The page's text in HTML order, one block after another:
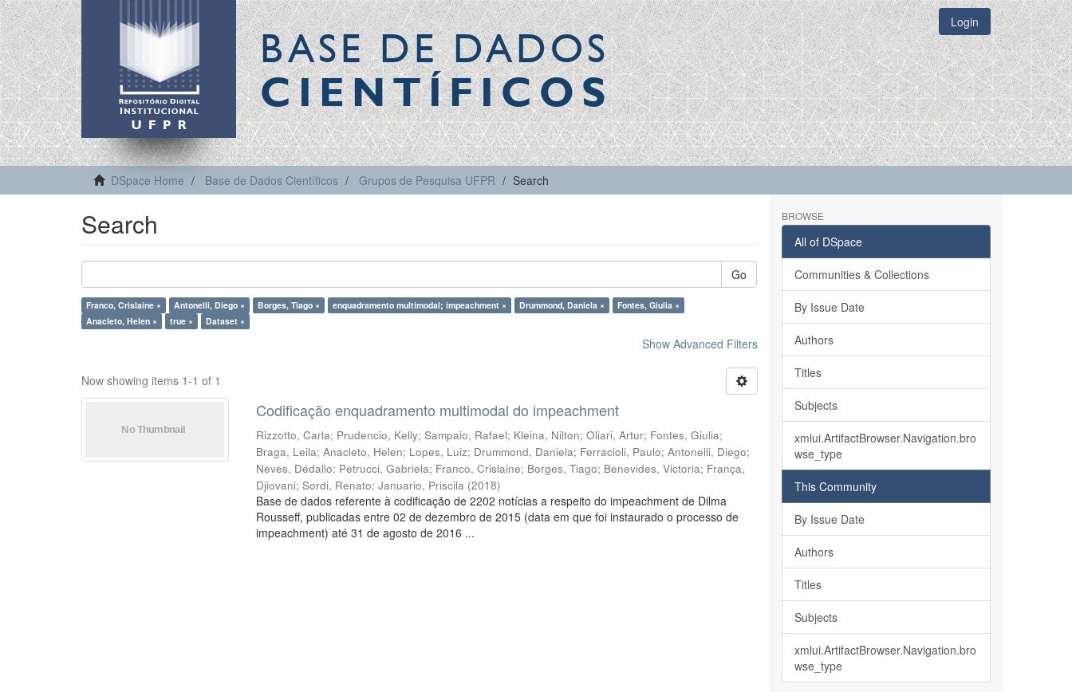
BASE DE DADOS
CIENTÍFICOS
Login
DSpace Home Base de Dados Científicos Grupos de Pesquisa UFPR Search
Search
Go
Franco, Crislaine × Antonelli, Diego × Borges, Tiago × enquadramento multimodal; impeachment × Drummond, Daniela ×
Fontes, Giulia ×
Anacleto, Helen ×
true × Dataset ×
Show Advanced Filters
Now showing items 1-1 of 1
Codificação enquadramento multimodal do impeachment
Rizzotto, Carla; Prudencio, Kelly;Sampaio, Rafael; Kleina, Nilton;Oliari, Artur; Fontes, Giulia;
Braga, Leila;Anacleto, Helen; Lopes, Luiz; Drummond, Daniela; Ferracioli, Paulo;Antonelli, Diego;
Neves, Dédallo; Petrucci, Gabriela; Franco, Crislaine; Borges, Tiago; Benevides, Victoria; França,
Djiovani;Sordi, Renato;Januario, Priscila (2018)
Base de dados referente à codificação de 2202 notícias a respeito do impeachment de Dilma
Rousseff, publicadas entre 02 de dezembro de 2015 (data em que foi instaurado o processo de
impeachment) até 31 de agosto de 2016 ...
BROWSE
All of DSpace
Communities & Collections
By Issue Date
Authors
Titles
Subjects
xmlui.ArtifactBrowser.Navigation.bro
wse_type
This Community
By Issue Date
Authors
Titles
Subjects
xmlui.ArtifactBrowser.Navigation.bro
wse_type